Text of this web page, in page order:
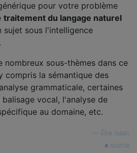
pour votre problème
traitement du langage naturel
sujet sous l'intelligence
nombreux sous-thèmes dans ce
compris la sémantique des
grammaticale, certaines
vocal, l'analyse de
au domaine, etc.
Ébe Isaac
source